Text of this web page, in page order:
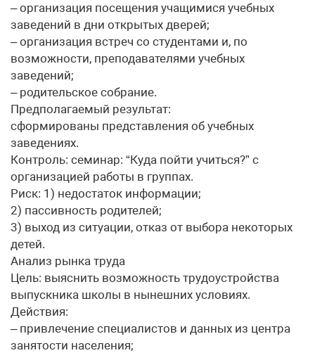
– организация посещения учащимися учебных
заведений в дни открытых дверей;
– организация встреч со студентами и, по
возможности, преподавателями учебных
заведений;
– родительское собрание.
Предполагаемый результат:
сформированы представления об учебных
заведениях.
Контроль: семинар: “Куда пойти учиться?” с
организацией работы в группах.
Риск: 1) недостаток информации;
2) пассивность родителей;
3) выход из ситуации, отказ от выбора некоторых
детей.
Анализ рынка труда
Цель: выяснить возможность трудоустройства
выпускника школы в нынешних условиях.
Действия:
– привлечение специалистов и данных из центра
занятости населения;